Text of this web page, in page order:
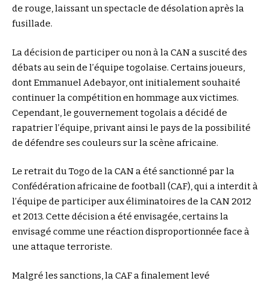
de rouge, laissant un spectacle de désolation après la
fusillade.
La décision de participer ou non à la CAN a suscité des
débats au sein de l’équipe togolaise. Certains joueurs,
dont Emmanuel Adebayor, ont initialement souhaité
continuer la compétition en hommage aux victimes.
Cependant, le gouvernement togolais a décidé de
rapatrier l’équipe, privant ainsi le pays de la possibilité
de défendre ses couleurs sur la scène africaine.
Le retrait du Togo de la CAN a été sanctionné par la
Confédération africaine de football (CAF), qui a interdit à
l’équipe de participer aux éliminatoires de la CAN 2012
et 2013. Cette décision a été envisagée, certains la
envisagé comme une réaction disproportionnée face à
une attaque terroriste.
Malgré les sanctions, la CAF a finalement levé